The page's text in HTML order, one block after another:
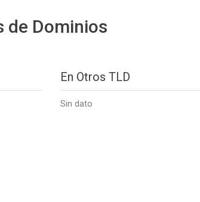
de Dominios
En Otros TLD
Sin dato